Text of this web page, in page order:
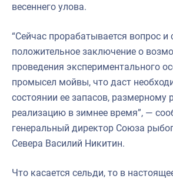
весеннего улова.
“Сейчас прорабатывается вопрос и
положительное заключение о
проведения экспериментального
промысел мойвы, что даст
состоянии ее запасов, размерному
реализацию в зимнее время”, —
генеральный директор Союза
Севера Василий Никитин.
Что касается сельди, то в